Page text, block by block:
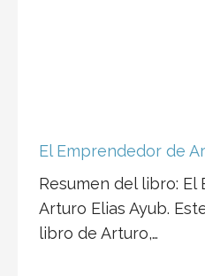
El Emprendedor de
Resumen del libro:
Arturo Elias Ayub.
libro de Arturo,…